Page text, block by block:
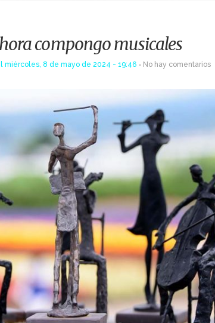
compongo musicales
miércoles, 8 de mayo de 2024 - 19:46 No hay comentarios